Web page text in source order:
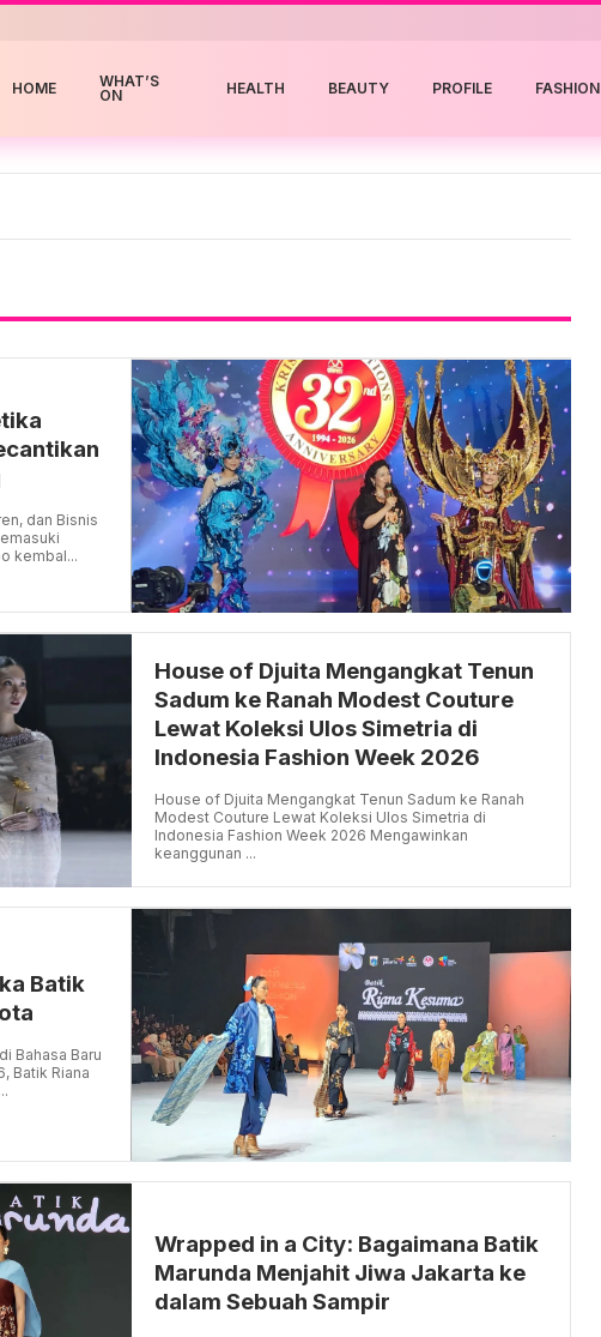
HOME
WHAT’S
ON
HEALTH BEAUTY PROFILE FASHION
dan Bisnis
kembal...
House of Djuita Mengangkat Tenun
Sadum ke Ranah Modest Couture
Lewat Koleksi Ulos Simetria di
Indonesia Fashion Week 2026
House of Djuita Mengangkat Tenun Sadum ke Ranah
Modest Couture Lewat Koleksi Ulos Simetria di
Indonesia Fashion Week 2026 Mengawinkan
keanggunan ...
Batik
Bahasa Baru
Batik Riana
Wrapped in a City: Bagaimana Batik
Marunda Menjahit Jiwa Jakarta ke
dalam Sebuah Sampir